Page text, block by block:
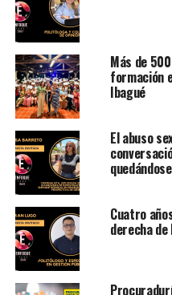
Más de
formación
Ibagué
El abuso
Cuatro
derecha